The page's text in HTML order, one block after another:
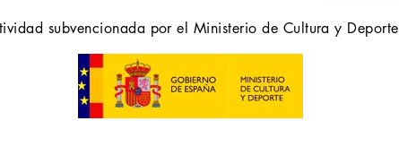
subvencionada por el Ministerio de Cultura y Deporte